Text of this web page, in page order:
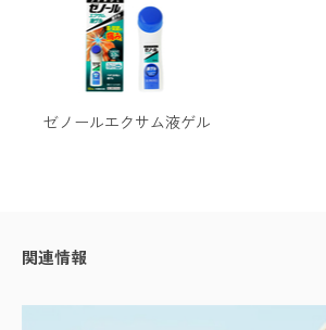
ゼノールエクサム液ゲル
関連情報